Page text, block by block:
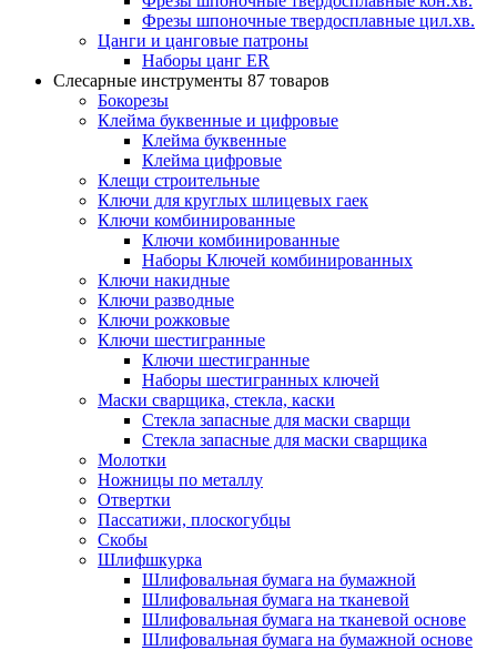
Фрезы шпоночные твердосплавные цил.хв.
Цанги и цанговые патроны
Наборы цанг ER
Слесарные инструменты 87 товаров
Бокорезы
Клейма буквенные и цифровые
Клейма буквенные
Клейма цифровые
Клещи строительные
Ключи для круглых шлицевых гаек
Ключи комбинированные
Ключи комбинированные
Наборы Ключей комбинированных
Ключи накидные
Ключи разводные
Ключи рожковые
Ключи шестигранные
Ключи шестигранные
Наборы шестигранных ключей
Маски сварщика, стекла, каски
Стекла запасные для маски сварщи
Стекла запасные для маски сварщика
Молотки
Ножницы по металлу
Отвертки
Пассатижи, плоскогубцы
Скобы
Шлифшкурка
Шлифовальная бумага на бумажной
Шлифовальная бумага на тканевой
Шлифовальная бумага на тканевой основе
Шлифовальная бумага на бумажной основе